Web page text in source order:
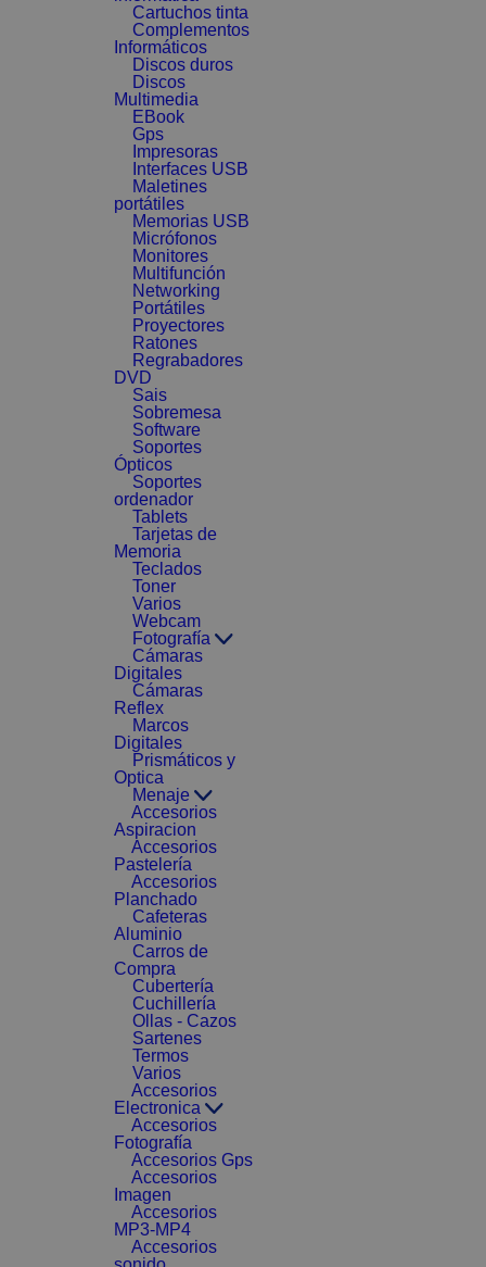
Cartuchos tinta
Complementos
Informáticos
Discos duros
Discos
Multimedia
EBook
Gps
Impresoras
Interfaces USB
Maletines
portátiles
Memorias USB
Micrófonos
Monitores
Multifunción
Networking
Portátiles
Proyectores
Ratones
Regrabadores
DVD
Sais
Sobremesa
Software
Soportes
Ópticos
Soportes
ordenador
Tablets
Tarjetas de
Memoria
Teclados
Toner
Varios
Webcam
Fotografía
Cámaras
Digitales
Cámaras
Reflex
Marcos
Digitales
Prismáticos y
Optica
Menaje
Accesorios
Aspiracion
Accesorios
Pastelería
Accesorios
Planchado
Cafeteras
Aluminio
Carros de
Compra
Cubertería
Cuchillería
Ollas - Cazos
Sartenes
Termos
Varios
Accesorios
Electronica
Accesorios
Fotografía
Accesorios Gps
Accesorios
Imagen
Accesorios
MP3-MP4
Accesorios